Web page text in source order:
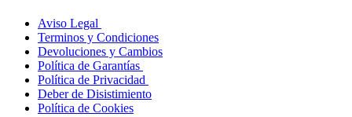
Aviso Legal
Terminos y Condiciones
Devoluciones y Cambios
Política de Garantías
Política de Privacidad
Deber de Disistimiento
Política de Cookies